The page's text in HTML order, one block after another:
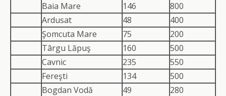
Baia Mare 146
800
Ardusat
48
400
Şomcuta Mare
75
200
Târgu Lăpuş
160
500
Cavnic
235
550
Fereşti
134
500
Bogdan Vodă
49
280